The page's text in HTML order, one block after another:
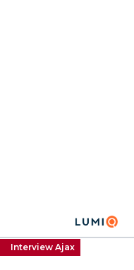
Interview Ajax